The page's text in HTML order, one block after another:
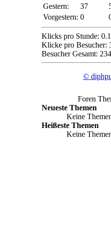
Gestern:
37
Vorgestern: 0
Klicks pro Stunde:
Klicke pro Besucher:
Besucher Gesamt:
©
Foren
Neueste Themen
Keine
Heißeste Themen
Keine